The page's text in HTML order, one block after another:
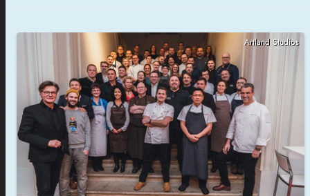
Artland Studios